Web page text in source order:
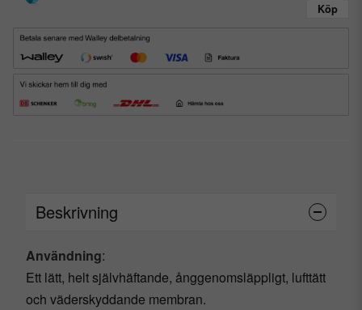
Köp
Beskrivning
Användning:
Ett lätt, helt självhäftande, ånggenomsläppligt, lufttätt
och väderskyddande membran.